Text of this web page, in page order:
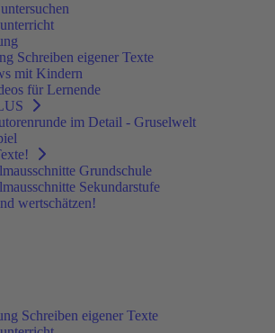
Schreiben eigener Texte
mit Kindern
für Lernende
im Detail - Gruselwelt
Grundschule
Sekundarstufe
wertschätzen!
Schreiben eigener Texte